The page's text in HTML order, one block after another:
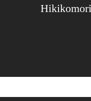
Hikikomori